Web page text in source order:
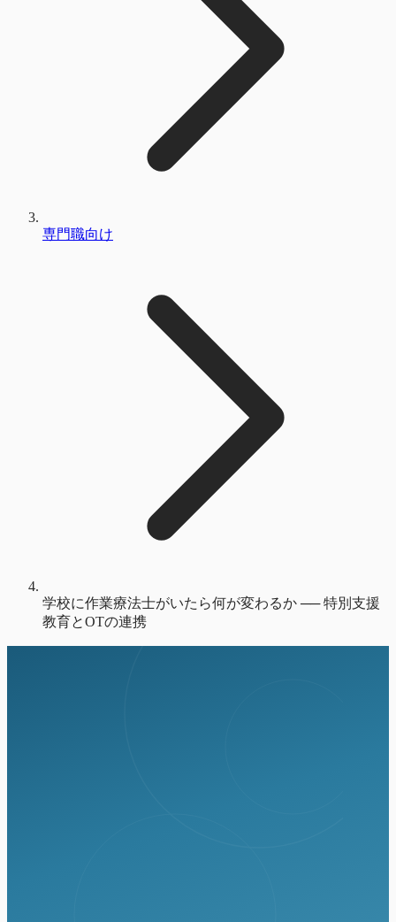
専門職向け
学校に作業療法士がいたら何が変わるか ── 特別支援
教育とOTの連携